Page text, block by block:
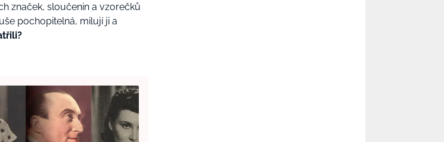
značek, sloučenin a vzorečků
pochopitelná, milují ji a